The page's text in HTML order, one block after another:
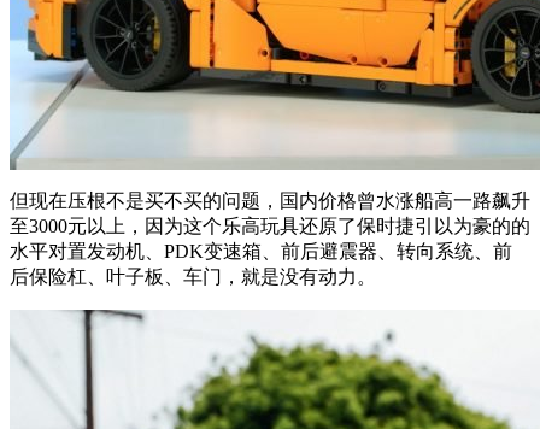
但现在压根不是买不买的问题，国内价格曾水涨船高一路飙升
至3000元以上，因为这个乐高玩具还原了保时捷引以为豪的的
水平对置发动机、PDK变速箱、前后避震器、转向系统、前
后保险杠、叶子板、车门，就是没有动力。